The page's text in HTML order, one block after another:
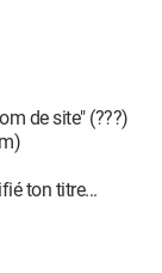
de site" (???)
ton titre...